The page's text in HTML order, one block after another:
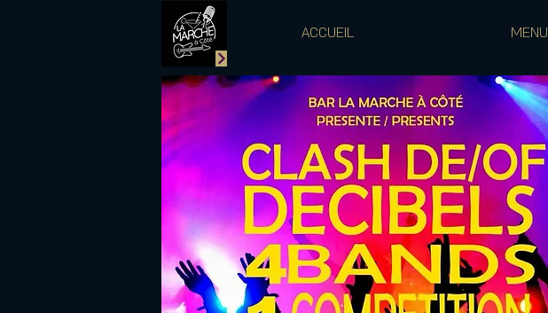
ACCUEIL MENU